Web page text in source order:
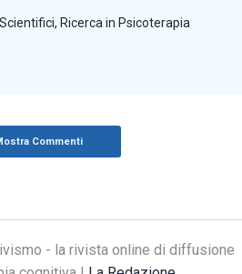
, Ricerca in Psicoterapia
Commenti
- la rivista online di diffusione